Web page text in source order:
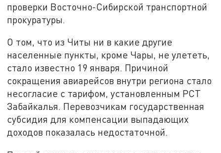
проверки Восточно-Сибирской транспортной
прокуратуры.
О том, что из Читы ни в какие другие
населенные пункты, кроме Чары, не улететь,
стало известно 19 января. Причиной
сокращения авиарейсов внутри региона стало
несогласие с тарифом, установленным РСТ
Забайкалья. Перевозчикам государственная
субсидия для компенсации выпадающих
доходов показалась недостаточной.